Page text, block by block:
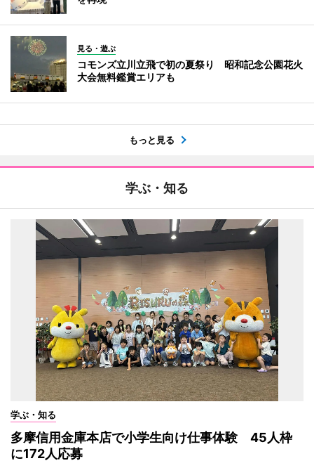
見る・遊ぶ
コモンズ立川立飛で初の夏祭り 昭和記念公園花火
大会無料鑑賞エリアも
もっと見る
学ぶ・知る
学ぶ・知る
多摩信用金庫本店で小学生向け仕事体験 45人枠
に172人応募